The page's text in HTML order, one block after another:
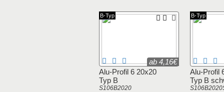
Alu-Profil 6 20x20
Typ B
S106B2020
ab 4,16€
B-Typ
Alu-Profil
Typ B
B-Typ